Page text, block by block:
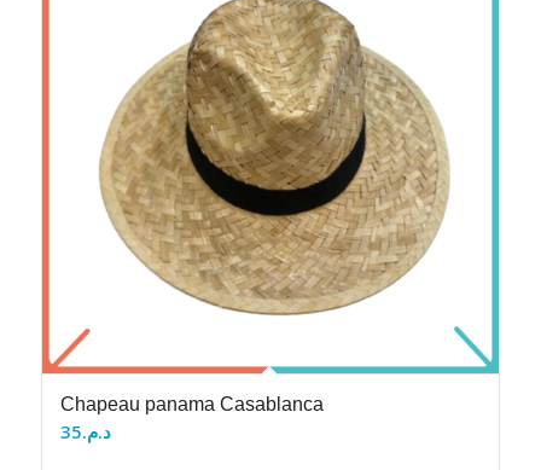
Chapeau panama Casablanca
د.م.35